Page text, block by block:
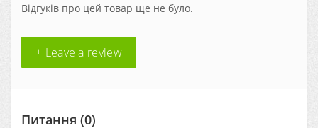
Відгуків про цей товар ще не було.
+ Leave a review
Питання (0)